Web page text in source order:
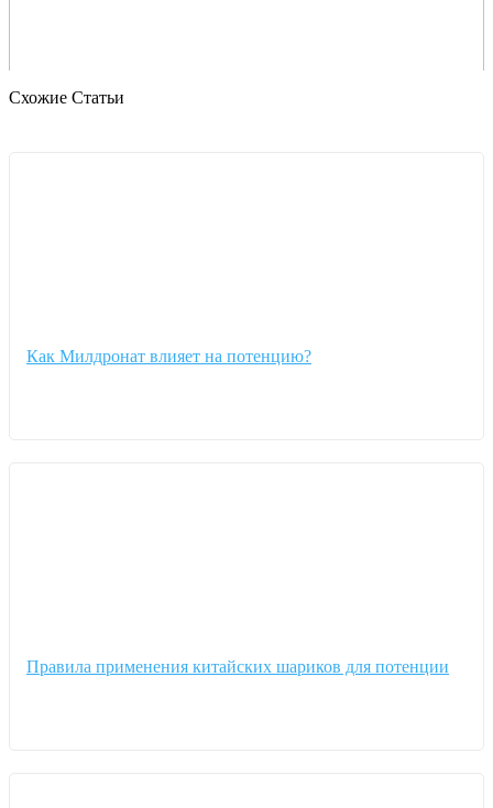
Схожие Статьи
Как Милдронат влияет на потенцию?
Правила применения китайских шариков для потенции